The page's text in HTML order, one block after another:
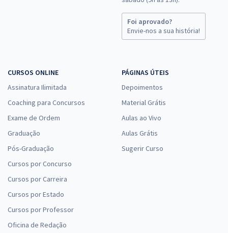
Foi aprovado?
Envie-nos a sua história!
CURSOS ONLINE
Assinatura Ilimitada
Coaching para Concursos
Exame de Ordem
Graduação
Pós-Graduação
Cursos por Concurso
Cursos por Carreira
Cursos por Estado
Cursos por Professor
Oficina de Redação
PÁGINAS ÚTEIS
Depoimentos
Material Grátis
Aulas ao Vivo
Aulas Grátis
Sugerir Curso